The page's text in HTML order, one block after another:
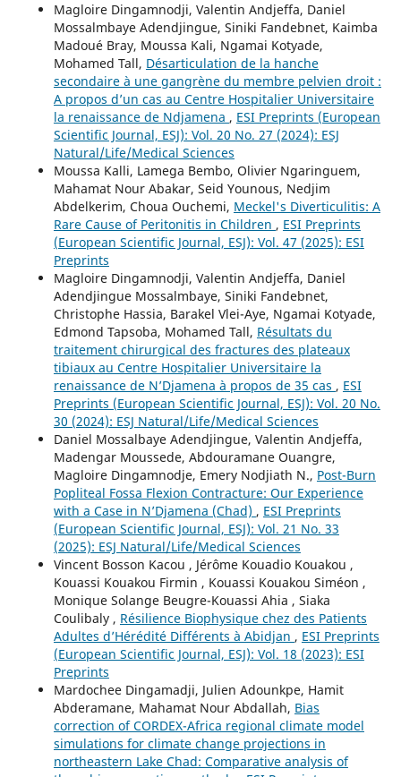
Magloire Dingamnodji, Valentin Andjeffa, Daniel
Mossalmbaye Adendjingue, Siniki Fandebnet, Kaimba
Madoué Bray, Moussa Kali, Ngamai Kotyade,
Mohamed Tall, Désarticulation de la hanche
secondaire à une gangrène du membre pelvien droit :
A propos d’un cas au Centre Hospitalier Universitaire
la renaissance de Ndjamena , ESI Preprints (European
Scientific Journal, ESJ): Vol. 20 No. 27 (2024): ESJ
Natural/Life/Medical Sciences
Moussa Kalli, Lamega Bembo, Olivier Ngaringuem,
Mahamat Nour Abakar, Seid Younous, Nedjim
Abdelkerim, Choua Ouchemi, Meckel's Diverticulitis: A
Rare Cause of Peritonitis in Children , ESI Preprints
(European Scientific Journal, ESJ): Vol. 47 (2025): ESI
Preprints
Magloire Dingamnodji, Valentin Andjeffa, Daniel
Adendjingue Mossalmbaye, Siniki Fandebnet,
Christophe Hassia, Barakel Vlei-Aye, Ngamai Kotyade,
Edmond Tapsoba, Mohamed Tall, Résultats du
traitement chirurgical des fractures des plateaux
tibiaux au Centre Hospitalier Universitaire la
renaissance de N’Djamena à propos de 35 cas , ESI
Preprints (European Scientific Journal, ESJ): Vol. 20 No.
30 (2024): ESJ Natural/Life/Medical Sciences
Daniel Mossalbaye Adendjingue, Valentin Andjeffa,
Madengar Moussede, Abdouramane Ouangre,
Magloire Dingamnodje, Emery Nodjiath N., Post-Burn
Popliteal Fossa Flexion Contracture: Our Experience
with a Case in N’Djamena (Chad) , ESI Preprints
(European Scientific Journal, ESJ): Vol. 21 No. 33
(2025): ESJ Natural/Life/Medical Sciences
Vincent Bosson Kacou , Jérôme Kouadio Kouakou ,
Kouassi Kouakou Firmin , Kouassi Kouakou Siméon ,
Monique Solange Beugre-Kouassi Ahia , Siaka
Coulibaly , Résilience Biophysique chez des Patients
Adultes d’Hérédité Différents à Abidjan , ESI Preprints
(European Scientific Journal, ESJ): Vol. 18 (2023): ESI
Preprints
Mardochee Dingamadji, Julien Adounkpe, Hamit
Abderamane, Mahamat Nour Abdallah, Bias
correction of CORDEX-Africa regional climate model
simulations for climate change projections in
northeastern Lake Chad: Comparative analysis of